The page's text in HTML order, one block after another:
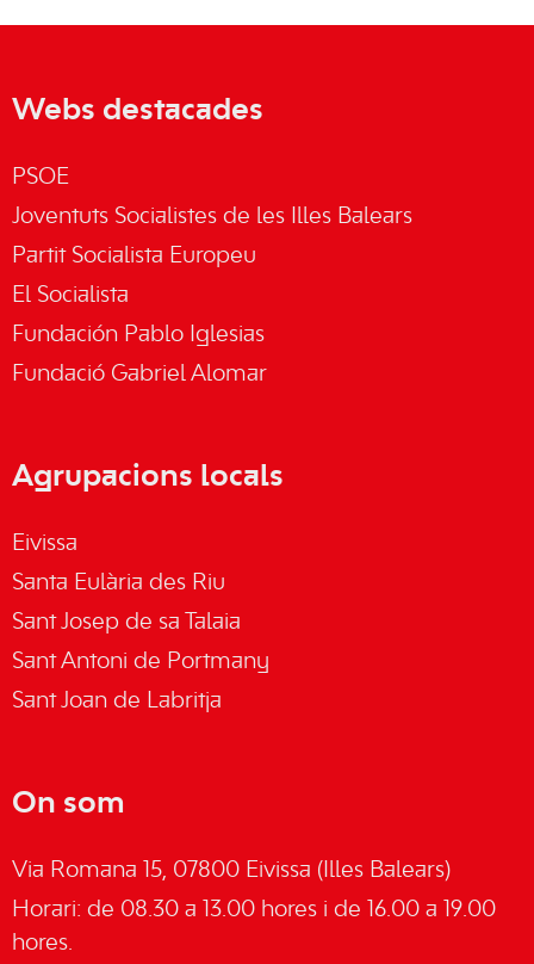
Webs destacades
PSOE
Joventuts Socialistes de les Illes Balears
Partit Socialista Europeu
El Socialista
Fundación Pablo Iglesias
Fundació Gabriel Alomar
Agrupacions locals
Eivissa
Santa Eulària des Riu
Sant Josep de sa Talaia
Sant Antoni de Portmany
Sant Joan de Labritja
On som
Via Romana 15, 07800 Eivissa (Illes Balears)
Horari: de 08.30 a 13.00 hores i de 16.00 a 19.00
hores.